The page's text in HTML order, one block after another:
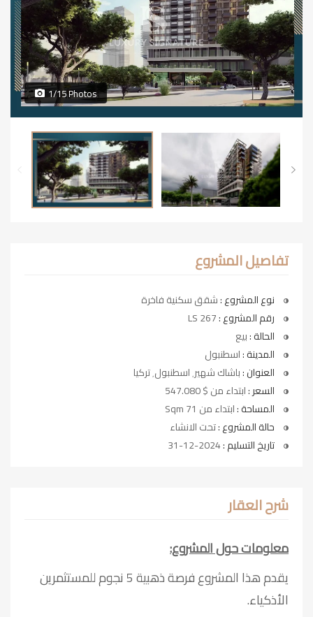
1/15 Photos
تفاصيل المشروع
نوع المشروع :شقق سكنية فاخرة
رقم المشروع :
الحالة :بيع
المدينة :اسطنبول
العنوان :باشاك شهير٬ اسطنبول٬ تركيا
السعر :ابتداء من $ 547.080
المساحة :ابتداء من 71 Sqm
حالة المشروع :تحت الانشاء
تاريخ التسليم :2024-12-31
شرح العقار
معلومات حول المشروع:
يقدم هذا المشروع فرصة ذهبية 5 نجوم للمستثمرين
الأذكياء.